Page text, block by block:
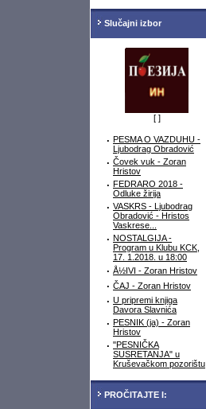
Slučajni izbor
[ ]
· PESMA O VAZDUHU -
Ljubodrag Obradović
· Čovek vuk - Zoran
Hristov
· FEDRARO 2018 -
Odluke žirija
· VASKRS - Ljubodrag
Obradović - Hristos
Vaskrese...
· NOSTALGIJA -
Program u Klubu KCK,
17. 1.2018. u 18:00
· Å½IVI - Zoran Hristov
· ČAJ - Zoran Hristov
· U pripremi knjiga
Davora Slavnića
· PESNIK (ja) - Zoran
Hristov
· "PESNIČKA
SUSRETANJA" u
Kruševačkom pozorištu
PROČITAJTE I: